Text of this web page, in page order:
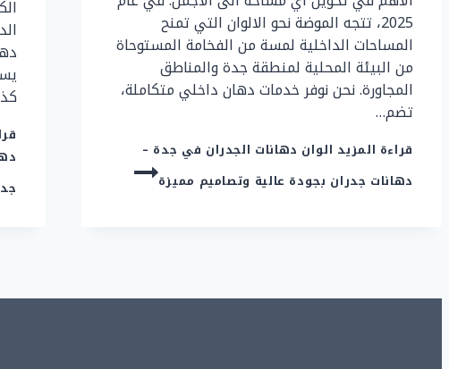
2025، تتجه الموضة نحو الالوان التي تمنح
المساحات الداخلية لمسة من الفخامة المستوحاة
من البيئة المحلية لمنطقة جدة والمناطق
المجاورة. نحن نوفر خدمات دهان داخلي متكاملة،
تضم…
قراءة المزيد الوان دهانات الجدران في جدة –
دهانات جدران بجودة عالية وتصاميم مميزة